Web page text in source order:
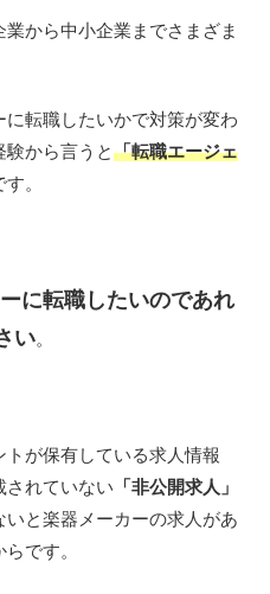
から中小企業までさまざま
転職したいかで対策が変わ
から言うと「転職エージェ
す。
に転職したいのであれ
い。
が保有している求人情報
されていない 「非公開求人」
と楽器メーカーの求人があ
です。